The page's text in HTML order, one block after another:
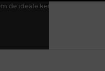
is voor een teamuitje